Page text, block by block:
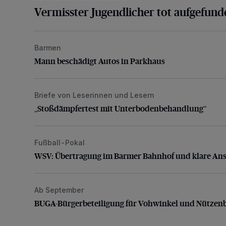
Vermisster Jugendlicher tot
Mann beschädigt Autos in Parkhaus
Barmen
Mann beschädigt Autos in Parkhaus
„Stoßdämpfertest mit Unterbodenbehandlung“
Briefe von Leserinnen und Lesern
„Stoßdämpfertest mit Unterbodenbehandlung“
WSV: Übertragung im Barmer Bahnhof und klare
Fußball-Pokal
WSV: Übertragung im Barmer Bahnhof und klare
BUGA-Bürgerbeteiligung für Vohwinkel und
Ab September
BUGA-Bürgerbeteiligung für Vohwinkel und